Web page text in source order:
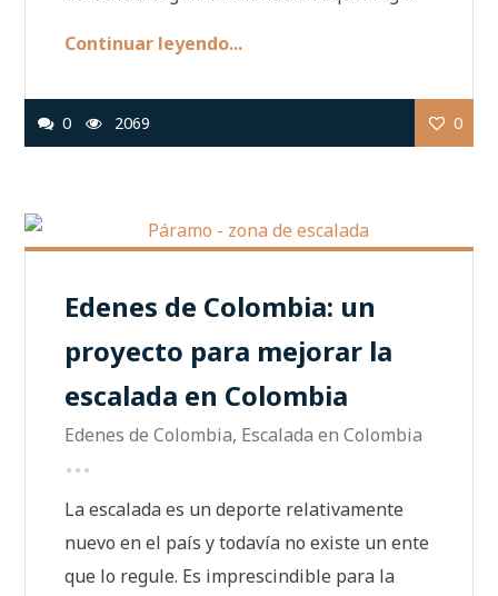
Continuar leyendo...
0 2069 0
Edenes de Colombia: un
proyecto para mejorar la
escalada en Colombia
Edenes de Colombia, Escalada en Colombia
La escalada es un deporte relativamente
nuevo en el país y todavía no existe un ente
que lo regule. Es imprescindible para la